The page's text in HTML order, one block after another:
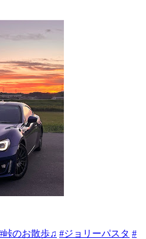
峠のお散歩♫ #ジョリーパスタ #